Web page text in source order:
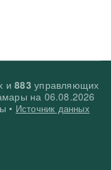
и883управляющих
на 06.08.2026
• Источник данных